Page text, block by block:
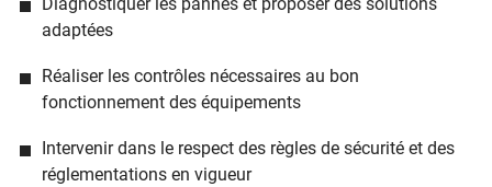
adaptées
Réaliser les contrôles nécessaires au bon
fonctionnement des équipements
Intervenir dans le respect des règles de sécurité et des
réglementations en vigueur